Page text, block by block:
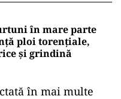
în mare parte
ploi torențiale,
și grindină
în mai multe